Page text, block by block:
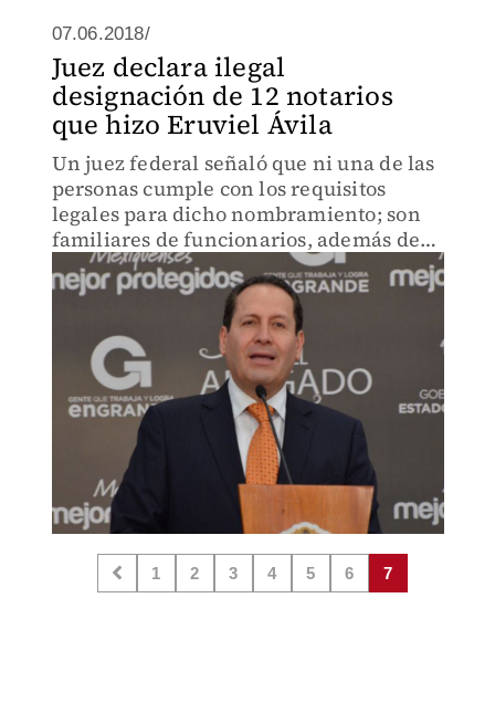
07.06.2018/
Juez declara ilegal
designación de 12 notarios
que hizo Eruviel Ávila
Un juez federal señaló que ni una de las
personas cumple con los requisitos
legales para dicho nombramiento; son
familiares de funcionarios, además de
que se viola el derecho de igualdad.
1 2 3 4 5 6 7